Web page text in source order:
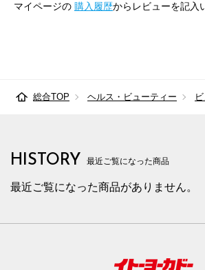
マイページの 購入履歴からレビューを記入
総合TOP ヘルス・ビューティー
HISTORY 最近ご覧になった商品
最近ご覧になった商品がありません。